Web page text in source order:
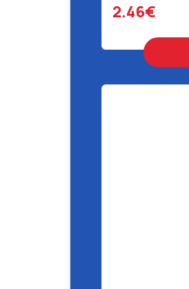
2.46€